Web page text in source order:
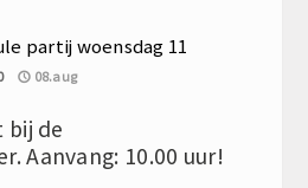
partij woensdag 11
08.aug
bij de
Aanvang: 10.00 uur!